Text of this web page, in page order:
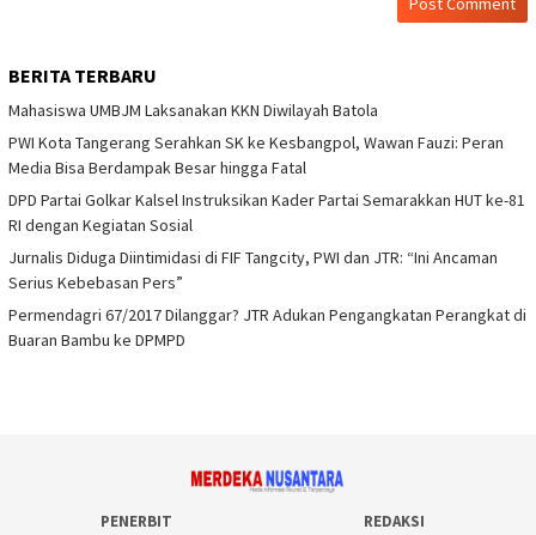
BERITA TERBARU
Mahasiswa UMBJM Laksanakan KKN Diwilayah Batola
PWI Kota Tangerang Serahkan SK ke Kesbangpol, Wawan Fauzi: Peran
Media Bisa Berdampak Besar hingga Fatal
DPD Partai Golkar Kalsel Instruksikan Kader Partai Semarakkan HUT ke-81
RI dengan Kegiatan Sosial
Jurnalis Diduga Diintimidasi di FIF Tangcity, PWI dan JTR: “Ini Ancaman
Serius Kebebasan Pers”
Permendagri 67/2017 Dilanggar? JTR Adukan Pengangkatan Perangkat di
Buaran Bambu ke DPMPD
PENERBIT REDAKSI